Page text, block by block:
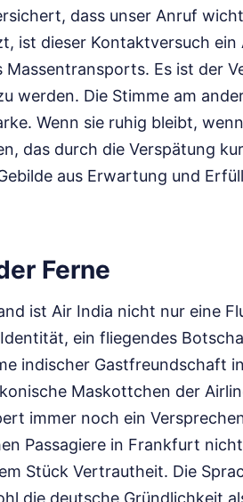
dass unser Anruf
ist dieser Kontaktversuch ein
Es ist der
werden. Die Stimme am
Wenn sie ruhig bleibt,
das durch die Verspätung
aus Erwartung und
Ferne
ist Air India nicht nur eine
ein fliegendes
indischer Gastfreundschaft
Maskottchen der
immer noch ein
Passagiere in Frankfurt
Stück Vertrautheit. Die